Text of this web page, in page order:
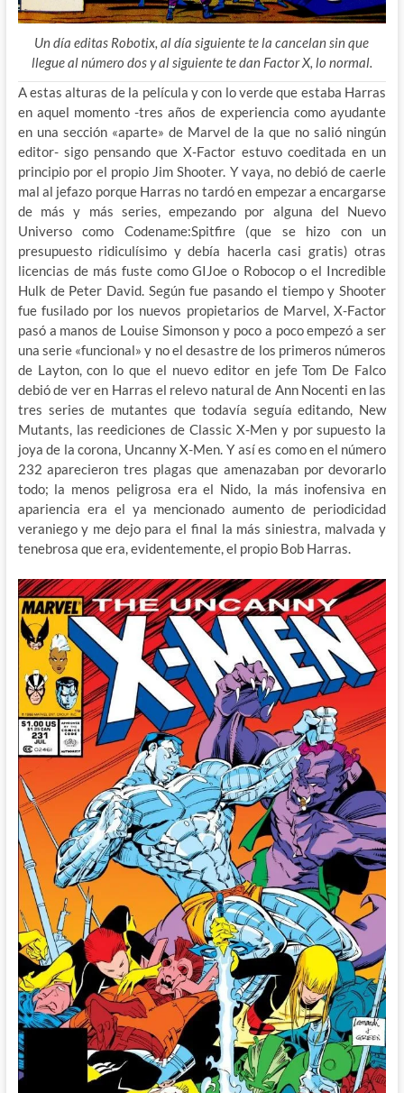
Un día editas Robotix, al día siguiente te la cancelan sin que
llegue al número dos y al siguiente te dan Factor X, lo normal.
A estas alturas de la película y con lo verde que estaba Harras
en aquel momento -tres años de experiencia como ayudante
en una sección «aparte» de Marvel de la que no salió ningún
editor- sigo pensando que X-Factor estuvo coeditada en un
principio por el propio Jim Shooter. Y vaya, no debió de caerle
mal al jefazo porque Harras no tardó en empezar a encargarse
de más y más series, empezando por alguna del Nuevo
Universo como Codename:Spitfire (que se hizo con un
presupuesto ridiculísimo y debía hacerla casi gratis) otras
licencias de más fuste como GIJoe o Robocop o el Incredible
Hulk de Peter David. Según fue pasando el tiempo y Shooter
fue fusilado por los nuevos propietarios de Marvel, X-Factor
pasó a manos de Louise Simonson y poco a poco empezó a ser
una serie «funcional» y no el desastre de los primeros números
de Layton, con lo que el nuevo editor en jefe Tom De Falco
debió de ver en Harras el relevo natural de Ann Nocenti en las
tres series de mutantes que todavía seguía editando, New
Mutants, las reediciones de Classic X-Men y por supuesto la
joya de la corona, Uncanny X-Men. Y así es como en el número
232 aparecieron tres plagas que amenazaban por devorarlo
todo; la menos peligrosa era el Nido, la más inofensiva en
apariencia era el ya mencionado aumento de periodicidad
veraniego y me dejo para el final la más siniestra, malvada y
tenebrosa que era, evidentemente, el propio Bob Harras.